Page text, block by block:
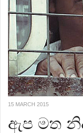
15 MARCH 2015
ඇප මත